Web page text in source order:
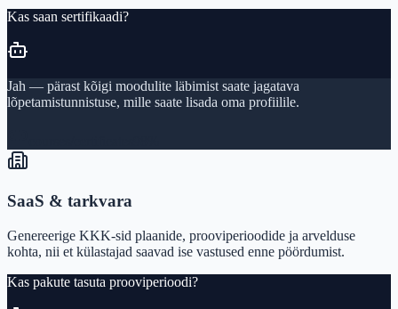
Kas saan sertifikaadi?
Jah — pärast kõigi moodulite läbimist saate jagatava
lõpetamistunnistuse, mille saate lisada oma profiilile.
SaaS & tarkvara
Genereerige KKK-sid plaanide, prooviperioodide ja arvelduse
kohta, nii et külastajad saavad ise vastused enne pöördumist.
Kas pakute tasuta prooviperioodi?